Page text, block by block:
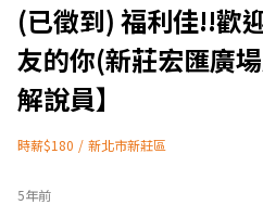
福利佳!!歡
友的你(新莊宏匯廣
解說員】
時薪$180 / 新北市新莊區
5年前